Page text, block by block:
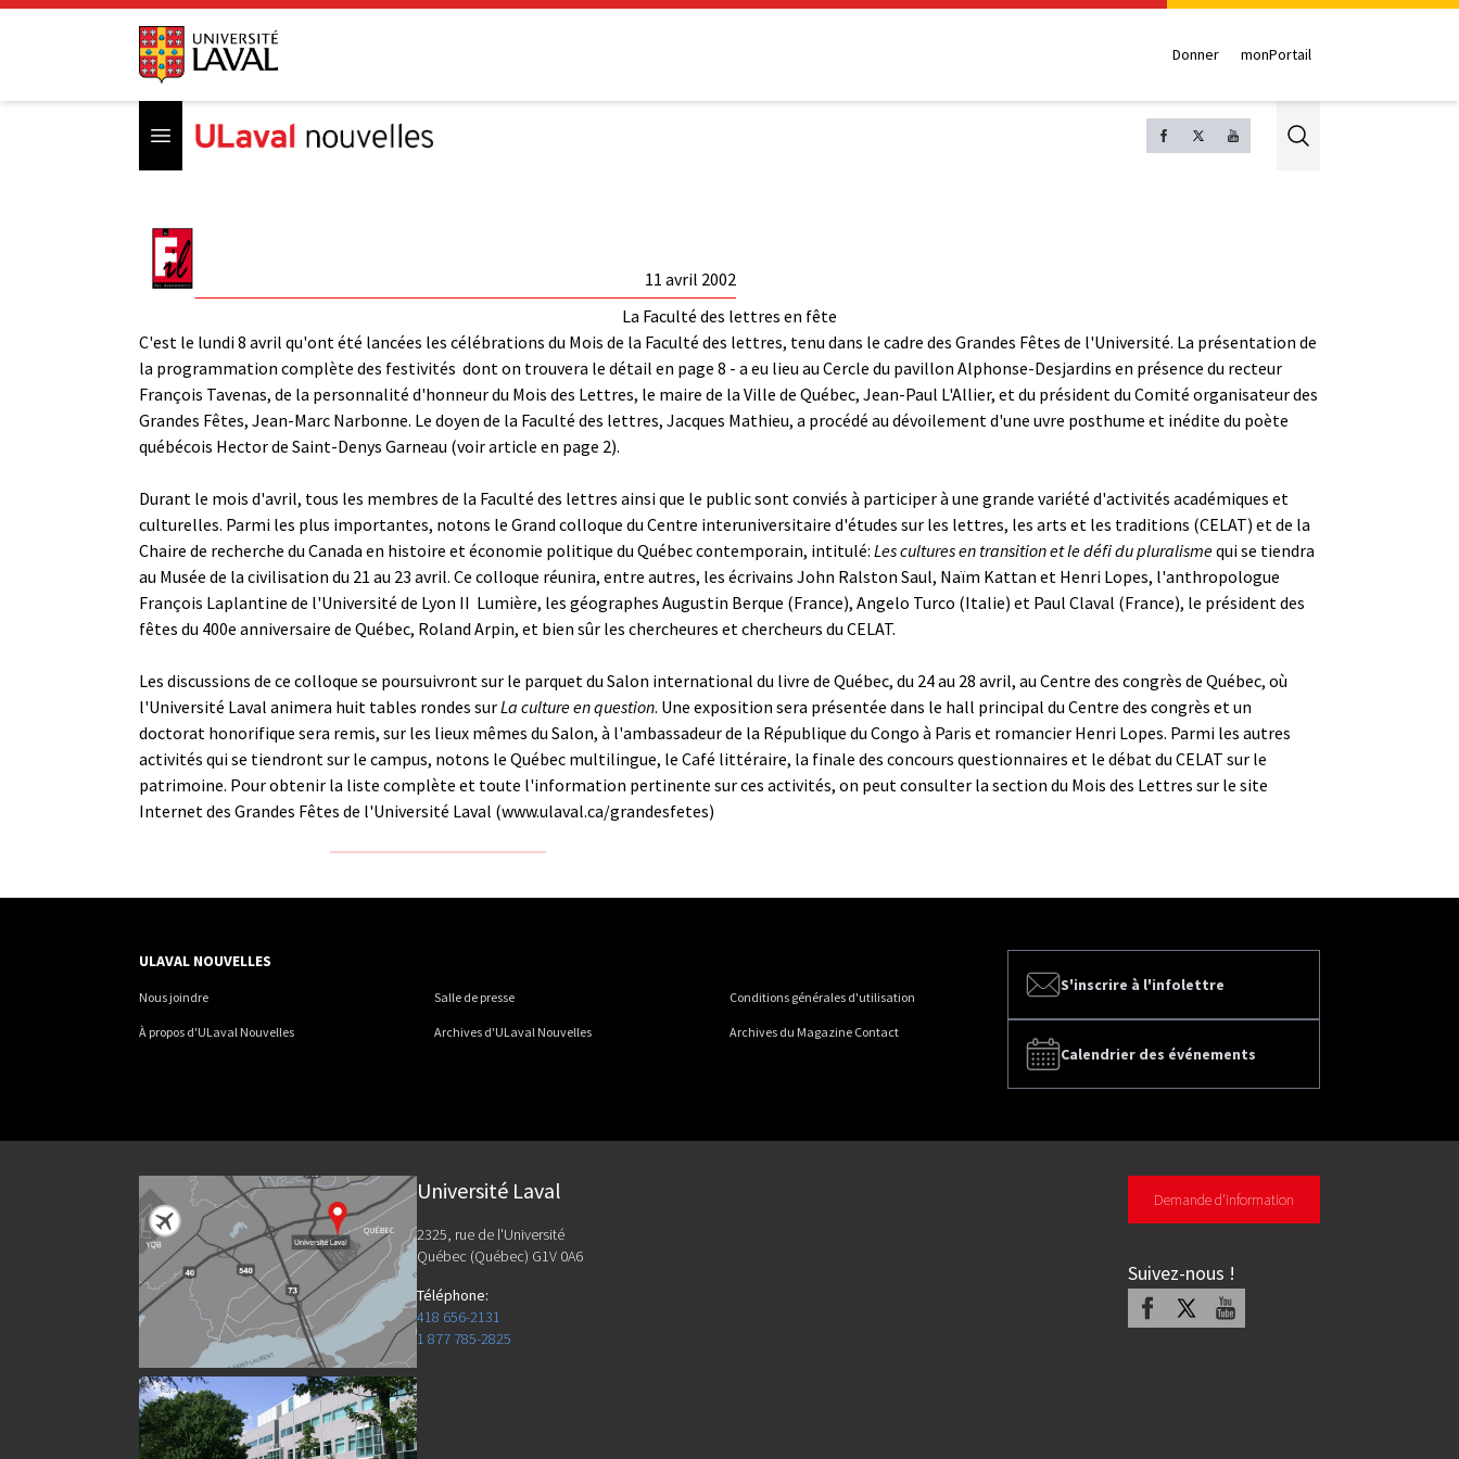
Donner monPortail
Open menu Search
11 avril 2002
La Faculté des lettres en fête
C'est le lundi 8 avril qu'ont été lancées les célébrations du Mois de la Faculté des lettres, tenu dans le cadre des Grandes Fêtes de l'Université. La présentation de
la programmation complète des festivités ­ dont on trouvera le détail en page 8 - a eu lieu au Cercle du pavillon Alphonse-Desjardins en présence du recteur
François Tavenas, de la personnalité d'honneur du Mois des Lettres, le maire de la Ville de Québec, Jean-Paul L'Allier, et du président du Comité organisateur des
Grandes Fêtes, Jean-Marc Narbonne. Le doyen de la Faculté des lettres, Jacques Mathieu, a procédé au dévoilement d'une uvre posthume et inédite du poète
québécois Hector de Saint-Denys Garneau (voir article en page 2).
Durant le mois d'avril, tous les membres de la Faculté des lettres ainsi que le public sont conviés à participer à une grande variété d'activités académiques et
culturelles. Parmi les plus importantes, notons le Grand colloque du Centre interuniversitaire d'études sur les lettres, les arts et les traditions (CELAT) et de la
Chaire de recherche du Canada en histoire et économie politique du Québec contemporain, intitulé: Les cultures en transition et le défi du pluralismequi se tiendra
au Musée de la civilisation du 21 au 23 avril. Ce colloque réunira, entre autres, les écrivains John Ralston Saul, Naïm Kattan et Henri Lopes, l'anthropologue
François Laplantine de l'Université de Lyon II ­ Lumière, les géographes Augustin Berque (France), Angelo Turco (Italie) et Paul Claval (France), le président des
fêtes du 400e anniversaire de Québec, Roland Arpin, et bien sûr les chercheures et chercheurs du CELAT.
Les discussions de ce colloque se poursuivront sur le parquet du Salon international du livre de Québec, du 24 au 28 avril, au Centre des congrès de Québec, où
l'Université Laval animera huit tables rondes surLa culture en question. Une exposition sera présentée dans le hall principal du Centre des congrès et un
doctorat honorifique sera remis, sur les lieux mêmes du Salon, à l'ambassadeur de la République du Congo à Paris et romancier Henri Lopes. Parmi les autres
activités qui se tiendront sur le campus, notons le Québec multilingue, le Café littéraire, la finale des concours questionnaires et le débat du CELAT sur le
patrimoine. Pour obtenir la liste complète et toute l'information pertinente sur ces activités, on peut consulter la section du Mois des Lettres sur le site
Internet des Grandes Fêtes de l'Université Laval (www.ulaval.ca/grandesfetes)
S'inscrire à l'infolettre
Calendrier des événements
ULAVAL NOUVELLES
Nous joindre Salle de presse Conditions générales d'utilisation
À propos d'ULaval Nouvelles Archives d'ULaval Nouvelles Archives du Magazine Contact
Université Laval
2325, rue de l'Université
Québec (Québec) G1V 0A6
Téléphone:
418 656-2131
1 877 785-2825
Demande d'information
Suivez-nous !
Facebook Youtube